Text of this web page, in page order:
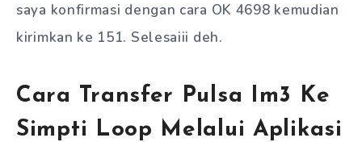
saya konfirmasi dengan cara OK 4698 kemudian
kirimkan ke 151. Selesaiii deh.
Cara Transfer Pulsa Im3 Ke
Simpti Loop Melalui Aplikasi